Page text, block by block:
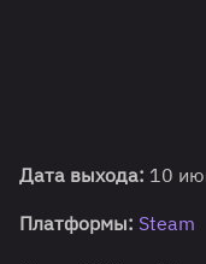
Дата выхода: 10
Платформы: Steam